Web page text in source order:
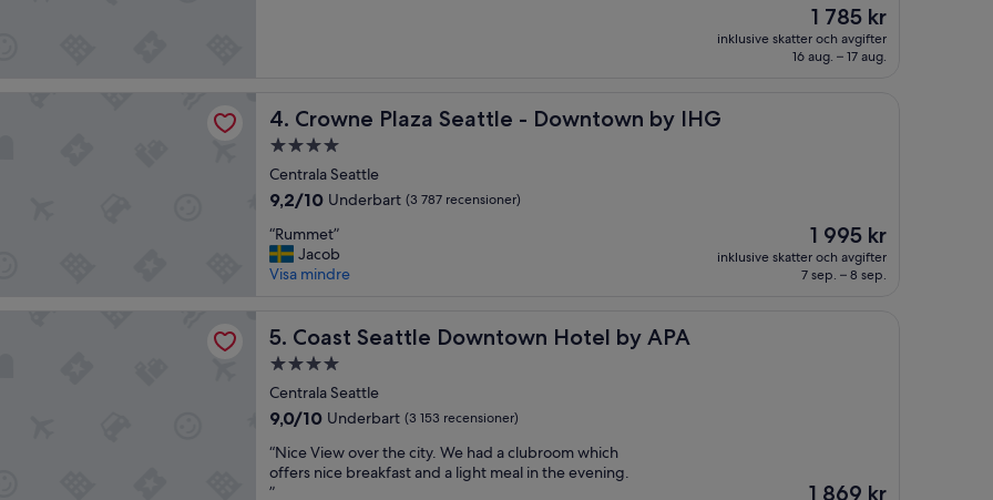
a
m
b
a
n
m
e
d
a
ä
r
r
e
s
Priset
är
1 785 kr
1 785 kr
inklusive skatter och avgifter
16 aug. – 17 aug.
4. Crowne Plaza Seattle - Downtown by IHG
Crowne Plaza Seattle - Downtown by IHG
4.0-
stjärnigt
boende
Centrala Seattle
9.2
10,
Underbart,
(3 787 recensioner)
9,2/10 Underbart (3 787 recensioner)
“
R
u
e
“Rummet”
Jacob
Visa mindre
Priset
är
1 995 kr
1 995 kr
inklusive skatter och avgifter
7 sep. – 8 sep.
5. Coast Seattle Downtown Hotel by APA
Coast Seattle Downtown Hotel by APA
4.0-
stjärnigt
boende
Centrala Seattle
9.0
10,
Underbart,
(3 153 recensioner)
9,0/10 Underbart (3 153 recensioner)
“
N
i
“Nice View over the city. We had a clubroom which
offers nice breakfast and a light meal in the evening.
”
Priset
1 869 kr